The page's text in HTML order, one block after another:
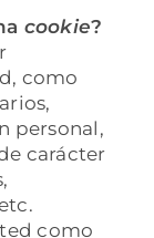
cookie?
como
personal,
carácter
como